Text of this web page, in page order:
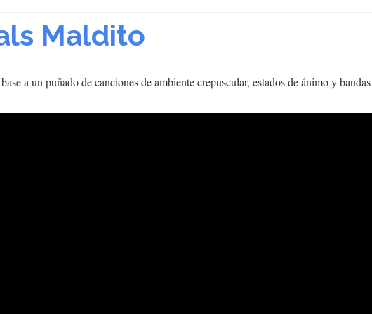
Maldito
a un puñado de canciones de ambiente crepuscular, estados de ánimo y bandas